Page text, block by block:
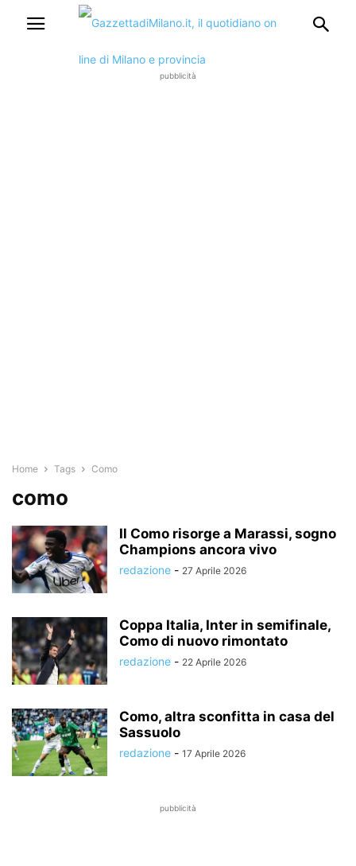
pubblicità
Home Tags Como
como
Il Como risorge a Marassi, sogno
Champions ancora vivo
redazione - 27 Aprile 2026
Coppa Italia, Inter in semifinale,
Como di nuovo rimontato
redazione - 22 Aprile 2026
Como, altra sconfitta in casa del
Sassuolo
redazione - 17 Aprile 2026
pubblicità